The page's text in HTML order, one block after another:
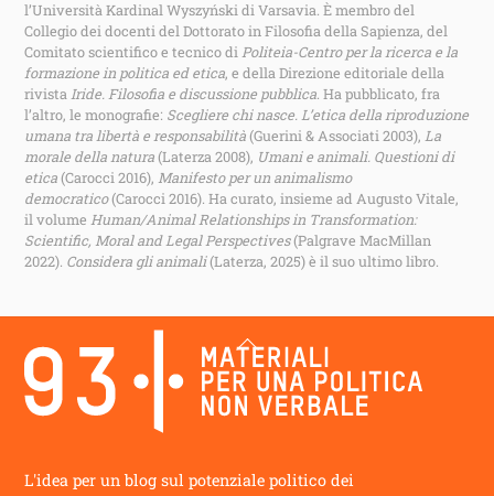
l’Università Kardinal Wyszyński di Varsavia. È membro del
Collegio dei docenti del Dottorato in Filosofia della Sapienza, del
Comitato scientifico e tecnico diPoliteia-Centro per la ricerca e la
formazione in politica ed etica, e della Direzione editoriale della
rivistaIride. Filosofia e discussione pubblica. Ha pubblicato, fra
l’altro, le monografie: Scegliere chi nasce. L’etica della riproduzione
umana tra libertà e responsabilità(Guerini & Associati 2003),La
morale della natura(Laterza 2008), Umani e animali. Questioni di
etica(Carocci 2016), Manifesto per un animalismo
democratico(Carocci 2016). Ha curato, insieme ad Augusto Vitale,
il volumeHuman/Animal Relationships in Transformation:
Scientific, Moral and Legal Perspectives(Palgrave MacMillan
2022). Considera gli animali(Laterza, 2025) è il suo ultimo libro.
Back
To
Top
L'idea per un blog sul potenziale politico dei